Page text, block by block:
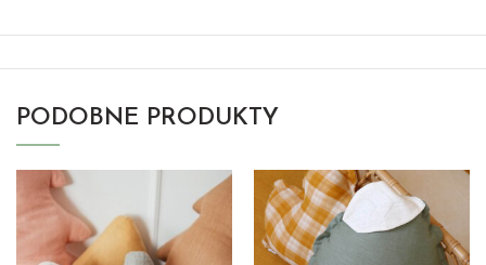
PODOBNE PRODUKTY